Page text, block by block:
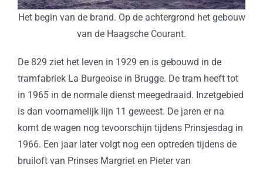
Het begin van de brand. Op de achtergrond het gebouw
van de Haagsche Courant.
De 829 ziet het leven in 1929 en is gebouwd in de
tramfabriek La Burgeoise in Brugge. De tram heeft tot
in 1965 in de normale dienst meegedraaid. Inzetgebied
is dan voornamelijk lijn 11 geweest. De jaren er na
komt de wagen nog tevoorschijn tijdens Prinsjesdag in
1966. Een jaar later volgt nog een optreden tijdens de
bruiloft van Prinses Margriet en Pieter van